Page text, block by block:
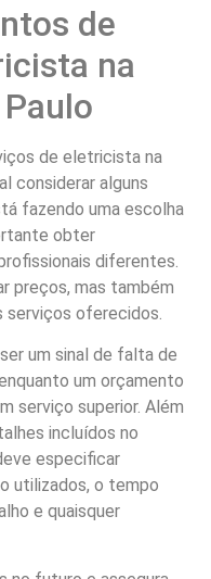
de
na
de eletricista na
considerar alguns
fazendo uma escolha
obter
diferentes.
preços, mas também
serviços oferecidos.
um sinal de falta de
um orçamento
serviço superior. Além
incluídos no
especificar
utilizados, o tempo
e quaisquer